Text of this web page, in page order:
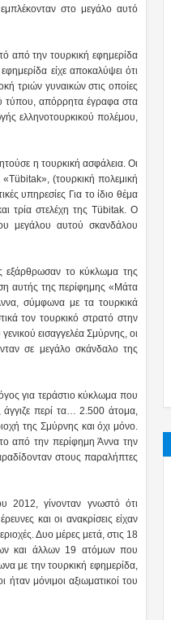
στο μεγάλο αυτό
από την τουρκική εφημερίδα
είχε αποκαλύψει ότι
τριών γυναικών στις οποίες
τύπου, απόρρητα έγραφα στα
ελληνοτουρκικού πολέμου,
η τουρκική ασφάλεια. Οι
(τουρκική πολεμική
υπηρεσίες Για το ίδιο θέμα
τρία στελέχη της Tübitak. Ο
μεγάλου αυτού σκανδάλου
εξάρθρωσαν το κύκλωμα της
αυτής της περίφημης «Μάτα
σύμφωνα με τα τουρκικά
τον τουρκικό στρατό στην
εισαγγελέα Σμύρνης, οι
σε μεγάλο σκάνδαλο της
για τεράστιο κύκλωμα που
περί τα… 2.500 άτομα,
της Σμύρνης και όχι μόνο.
από την περίφημη Άννα την
στους παραλήπτες
2012, γίνονταν γνωστό ότι
και οι ανακρίσεις είχαν
Δυο μέρες μετά, στις 18
και άλλων 19 ατόμων που
με την τουρκική εφημερίδα,
μόνιμοι αξιωματικοί του